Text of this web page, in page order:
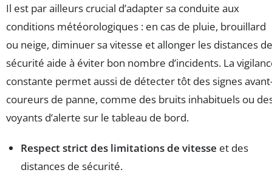
Il est par ailleurs crucial d’adapter sa conduite aux
conditions météorologiques : en cas de pluie, brouillard
ou neige, diminuer sa vitesse et allonger les distances de
sécurité aide à éviter bon nombre d’incidents. La
constante permet aussi de détecter tôt des signes
coureurs de panne, comme des bruits inhabituels ou
voyants d’alerte sur le tableau de bord.
Respect strict des limitations de vitesse et des
distances de sécurité.